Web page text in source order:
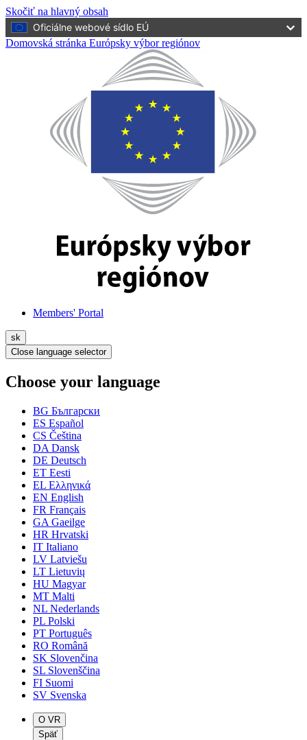
Skočiť na hlavný obsah
Oficiálne webové sídlo EÚ
Domovská stránka Európsky výbor regiónov
Members' Portal
sk
Close language selector
Choose your language
BG Български
ES Español
CS Čeština
DA Dansk
DE Deutsch
ET Eesti
EL Ελληνικά
EN English
FR Français
GA Gaeilge
HR Hrvatski
IT Italiano
LV Latviešu
LT Lietuvių
HU Magyar
MT Malti
NL Nederlands
PL Polski
PT Português
RO Română
SK Slovenčina
SL Slovenščina
FI Suomi
SV Svenska
O VR
Späť